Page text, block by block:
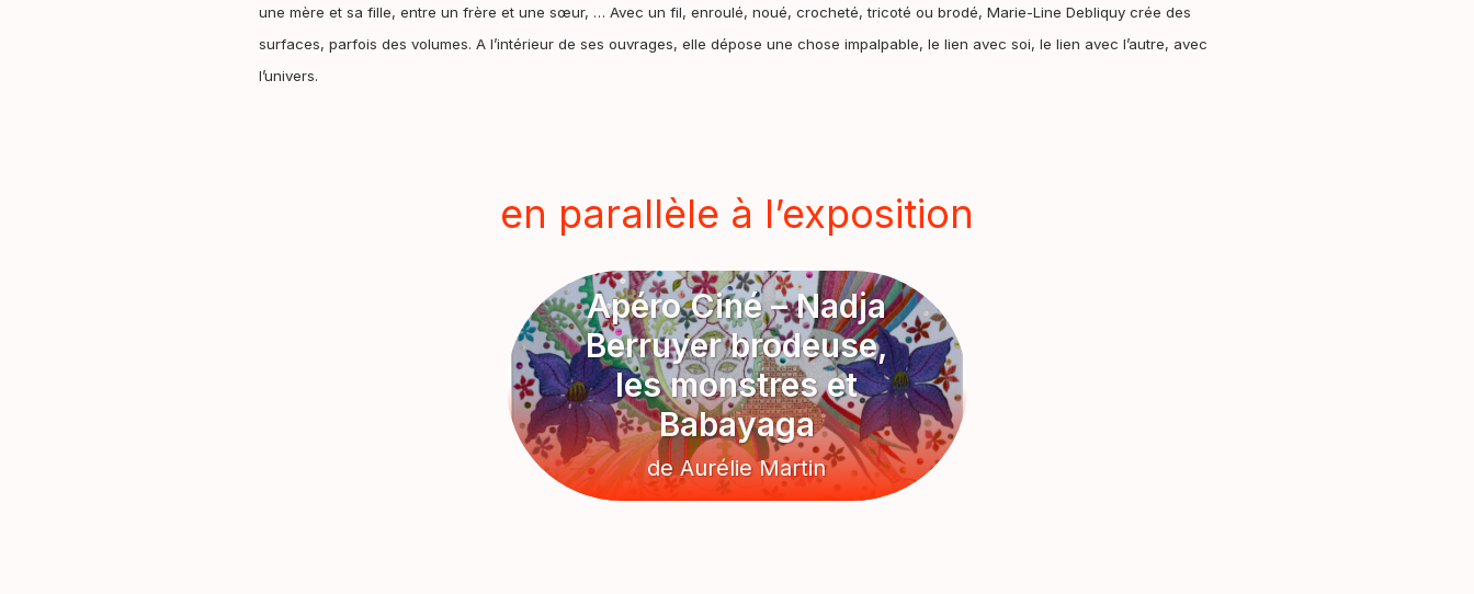
une mère et sa fille, entre un frère et une sœur, …Avec un fil, enroulé, noué, crocheté, tricoté ou brodé, Marie-Line Debliquy crée des
surfaces, parfois des volumes. A l’intérieur de ses ouvrages, elle dépose une chose impalpable, le lien avec soi, le lien avec l’autre, avec
l’univers.
en parallèle à l’exposition
Apéro Ciné – Nadja
Berruyer brodeuse,
les monstres et
Babayaga
de Aurélie Martin